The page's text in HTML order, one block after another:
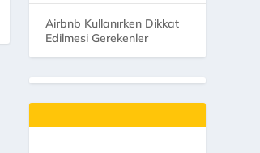
Airbnb Kullanırken Dikkat
Edilmesi Gerekenler